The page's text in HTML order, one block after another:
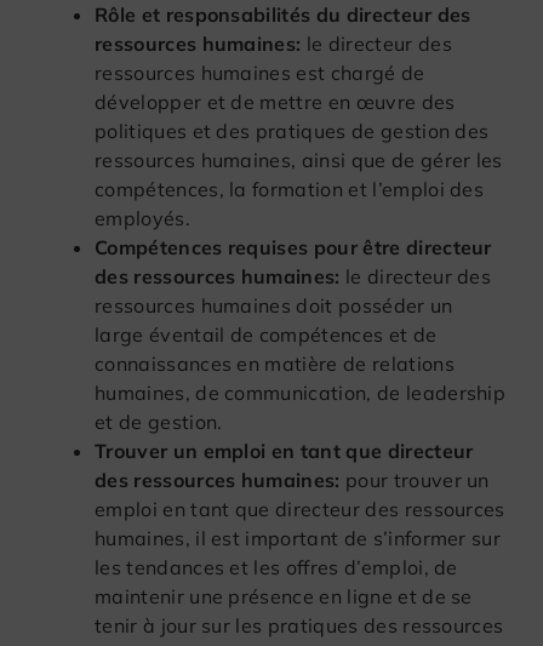
Rôle et responsabilités du directeur des
ressources humaines: le directeur des
ressources humaines est chargé de
développer et de mettre en œuvre des
politiques et des pratiques de gestion des
ressources humaines, ainsi que de gérer les
compétences, la formation et l’emploi des
employés.
Compétences requises pour être directeur
des ressources humaines: le directeur des
ressources humaines doit posséder un
large éventail de compétences et de
connaissances en matière de relations
humaines, de communication, de leadership
et de gestion.
Trouver un emploi en tant que directeur
des ressources humaines: pour trouver un
emploi en tant que directeur des ressources
humaines, il est important de s’informer sur
les tendances et les offres d’emploi, de
maintenir une présence en ligne et de se
tenir à jour sur les pratiques des ressources